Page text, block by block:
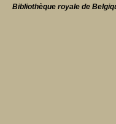
Bibliothèque royale de